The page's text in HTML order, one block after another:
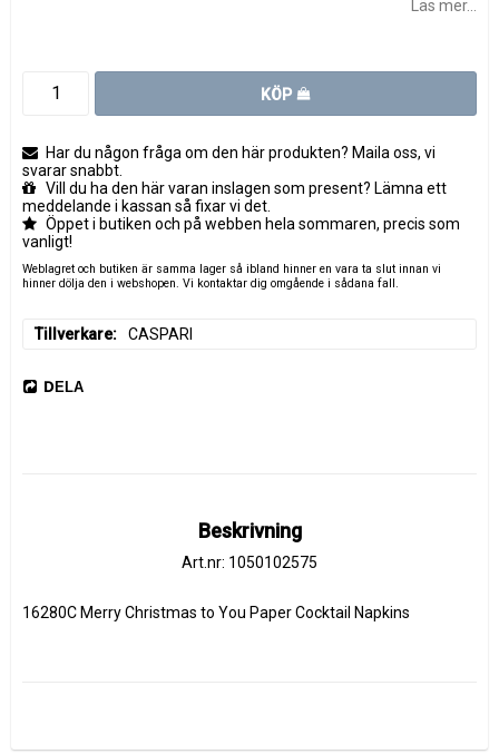
Läs mer...
KÖP
Har du någon fråga om den här produkten? Maila oss, vi
svarar snabbt.
Vill du ha den här varan inslagen som present? Lämna ett
meddelande i kassan så fixar vi det.
Öppet i butiken och på webben hela sommaren, precis som
vanligt!
Weblagret och butiken är samma lager så ibland hinner en vara ta slut innan vi
hinner dölja den i webshopen. Vi kontaktar dig omgående i sådana fall.
Tillverkare CASPARI
DELA
Beskrivning
Art.nr: 1050102575
16280C Merry Christmas to You Paper Cocktail Napkins